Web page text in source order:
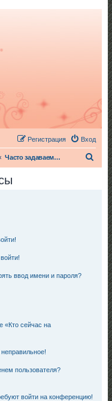
Вход
Регистрация
Часто задаваемые вопросы
ввод имени и пароля?
«Кто сейчас на
пользователя?
войти на конференцию!